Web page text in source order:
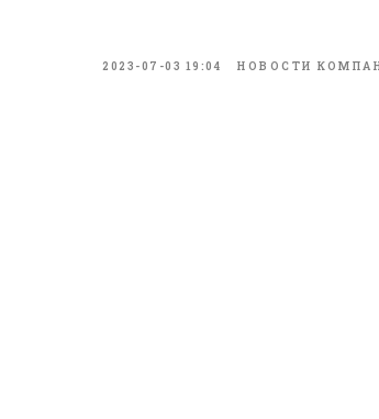
2023-07-03 19:04 НОВОСТИ